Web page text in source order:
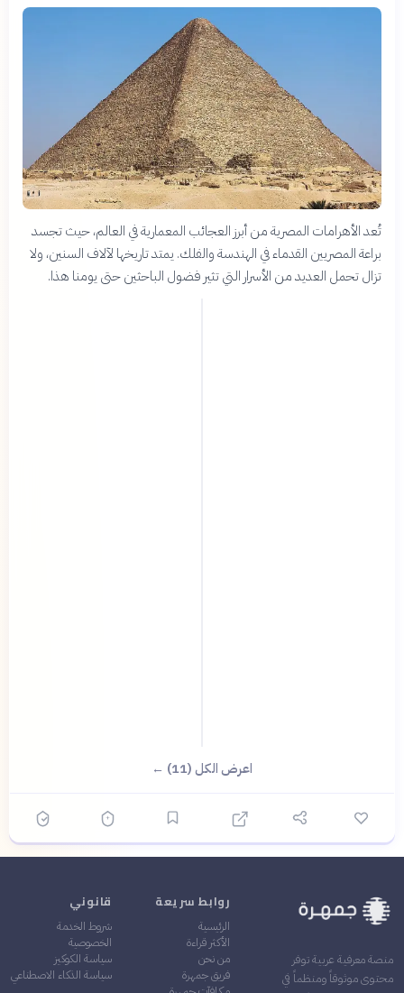
تُعد الأهرامات المصرية من أبرز العجائب المعمارية في العالم، حيث تجسد
براعة المصريين القدماء في الهندسة والفلك. يمتد تاريخها لآلاف السنين، ولا
تزال تحمل العديد من الأسرار التي تثير فضول الباحثين حتى يومنا هذا.
اعرض الكل (11) ←
منصة معرفية عربية توفر
محتوى موثوقاً ومنظماً في
روابط سريعة
الرئيسية
الأكثر قراءة
من نحن
فريق جمهرة
قانوني
شروط الخدمة
الخصوصية
سياسة الكوكيز
سياسة الذكاء الاصطناعي